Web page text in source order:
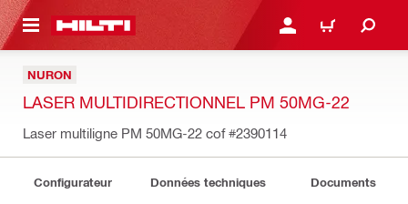
CONTENT CONNEXION OU
PANIER
NURON
LASER MULTIDIRECTIONNEL PM 50MG-22
Laser multiligne PM 50MG-22 cof#2390114
Configurateur Données techniques Documents